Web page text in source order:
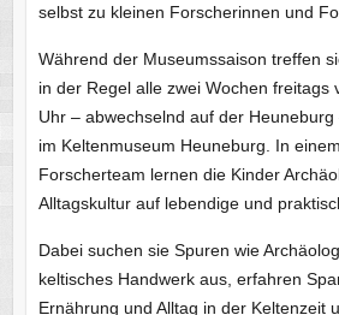
selbst zu kleinen Forscherinnen und
Während der Museumssaison treffen
in der Regel alle zwei Wochen freitags
Uhr – abwechselnd auf der
im Keltenmuseum Heuneburg. In
Forscherteam lernen die Kinder
Alltagskultur auf lebendige und
Dabei suchen sie Spuren wie
keltisches Handwerk aus, erfahren
Ernährung und Alltag in der Keltenzeit